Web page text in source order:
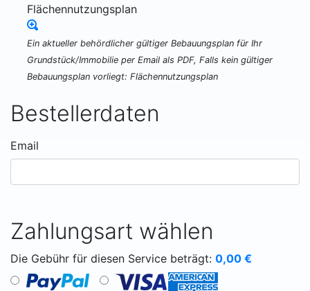
Flächennutzungsplan
Ein aktueller behördlicher gültiger Bebauungsplan für Ihr
Grundstück/Immobilie per Email als PDF, Falls kein gültiger
Bebauungsplan vorliegt: Flächennutzungsplan
Bestellerdaten
Email
Zahlungsart wählen
Die Gebühr für diesen Service beträgt: 0,00 €